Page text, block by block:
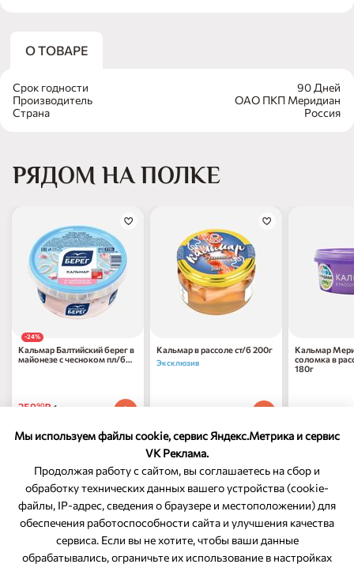
Мы используем файлы cookie, сервис Яндекс.Метрика и сервис
VK Реклама.
Продолжая работу с сайтом, вы соглашаетесь на сбор и
обработку технических данных вашего устройства (cookie-
файлы, IP-адрес, сведения о браузере и местоположении) для
обеспечения работоспособности сайта и улучшения качества
сервиса. Если вы не хотите, чтобы ваши данные
обрабатывались, ограничьте их использование в настройках
О ТОВАРЕ
Срок годности
90 Дней
Производитель
ОАО ПКП Меридиан
Страна
Россия
РЯДОМ НА ПОЛКЕ
-24%
Кальмар Балтийский берег в
майонезе с чесноком пл/б
25990₽ 1 шт
Кальмар в рассоле ст/б 200г
Эксклюзив
Кальмар
соломка в
180г
ОБРАТНАЯ СВЯЗЬ
8-800-350-46-10